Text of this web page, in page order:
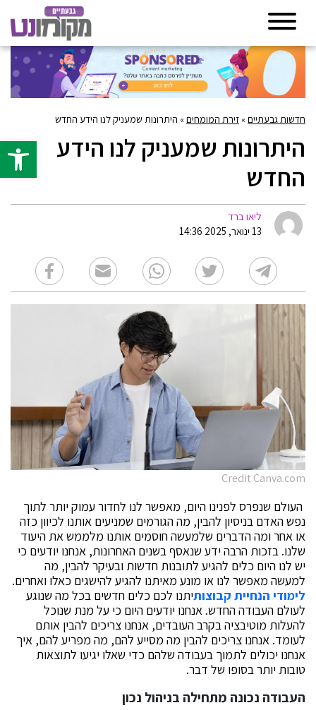
פתח
חדשות גבעתיים» זירת המומחים» היתרונות שמעניק לנו הידע החדש
היתרונות שמעניק לנו הידע
החדש
ליאו ברד
13 ינואר, 2025 14:36
Credit Canva.com
העולם שנפרס לפנינו היום, מאפשר לנו לחדור עמוק יותר לתוך
נפש האדם בניסיון להבין, מה הגורמים שמניעים אותנו לכיוון כזה
או אחר ומה הדברים שלמעשה חוסמים אותנו מלממש את היעוד
שלנו. בזכות הרבה ידע שנאסף בשנים האחרונות, אנחנו יודעים כי
יש לנו היום כלים להגיע לתובנות חדשות ובעיקר להבין, מה
למעשה מאפשר לנו או מונע מאיתנו להגיע להישגים כאלו ואחרים.
לימודי הנחיית קבוצותיתנו לכם כלים חדשים בכל מה שנוגע
לעולם העבודה החדש. אנחנו יודעים היום כי על מנת שנוכל
להעלות מוטיבציה בקרב העובדים, אנחנו צריכים להבין אותם
לעומד. אנחנו צריכים להבין מה מסייע להם, מה מפריע להם, איך
אנחנו יכולים לתמוך בעבודה שלהם כדי שאלו יגיעו לתוצאות
טובות יותר בסופו של דבר.
העבודה נכונה מתחילה בניהול נכון